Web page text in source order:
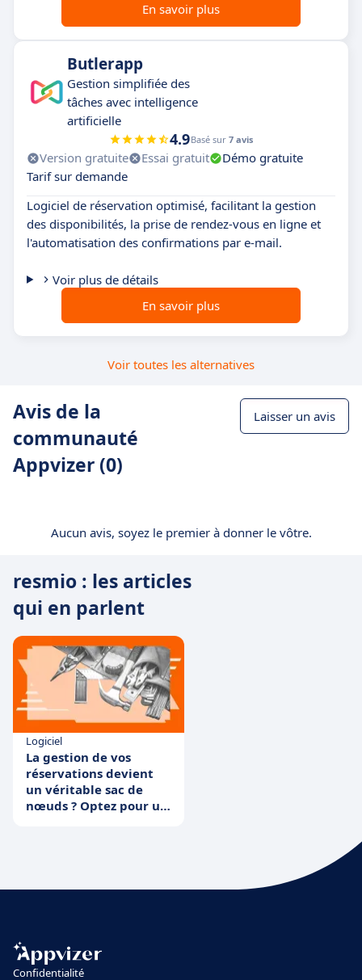
En savoir plus
Butlerapp
Gestion simplifiée des
tâches avec intelligence
artificielle
4.9Basé sur 7 avis
Version gratuite Essai gratuit
Démo gratuite
Tarif sur demande
Logiciel de réservation optimisé, facilitant la gestion
des disponibilités, la prise de rendez-vous en ligne et
l'automatisation des confirmations par e-mail.
Voir plus de détails
En savoir plus
Voir toutes les alternatives
Avis de la
communauté
Appvizer (0)
Laisser un avis
Aucun avis, soyez le premier à donner le vôtre.
resmio : les articles
qui en parlent
Logiciel
La gestion de vos
réservations devient
un véritable sac de
nœuds ? Optez pour un
Confidentialité